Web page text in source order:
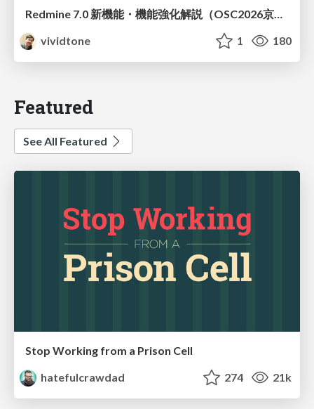
Redmine 7.0 新機能・機能強化解説（OSC2026京都ダイジェスト版）
vividtone
1 180
Featured
See All Featured
Stop Working from a Prison Cell
hatefulcrawdad
274 21k